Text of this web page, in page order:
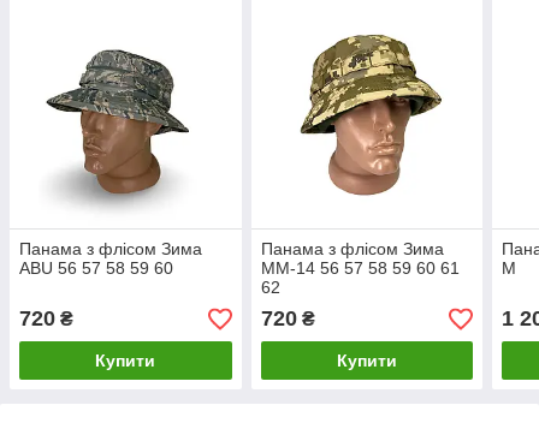
Панама з флісом Зима
ABU 56 57 58 59 60
720 ₴
Купити
Панама з флісом Зима
ММ-14 56 57 58 59 60 61
62
720₴
Купити
M
1